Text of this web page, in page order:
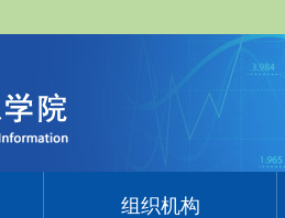
组织机构